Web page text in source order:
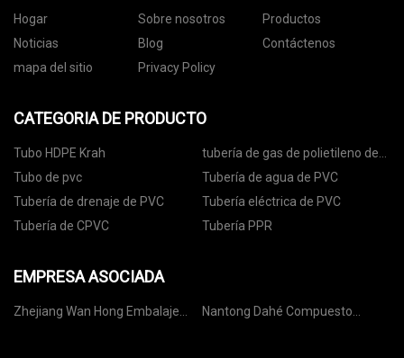
Hogar Sobre nosotros
Productos
Noticias
Blog
Contáctenos
mapa del sitio
Privacy Policy
CATEGORIA DE PRODUCTO
Tubo HDPE Krah
tubería de gas de polietileno de
alta densidad
Tubo de pvc
Tubería de agua de PVC
Tubería de drenaje de PVC
Tubería eléctrica de PVC
Tubería de CPVC
Tubería PPR
EMPRESA ASOCIADA
Zhejiang Wan Hong Embalaje
Nantong Dahé Compuesto